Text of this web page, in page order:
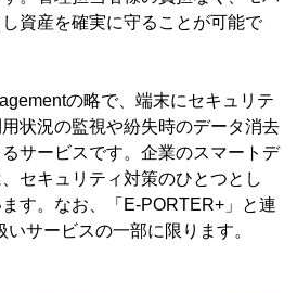
資産を確実に守ることが可能で
の略で、端末にセキュリテ
状況の監視や紛失時のデータ消去
サービスです。企業のスマートデ
セキュリティ対策のひとつとし
す。なお、「E-PORTER+」と連
サービスの一部に限ります。